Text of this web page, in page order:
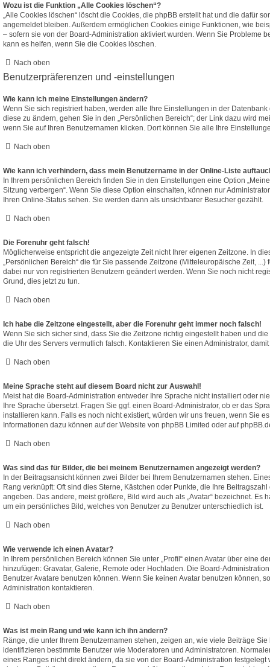
Wozu ist die Funktion „Alle Cookies löschen“?
„Alle Cookies löschen“ löscht die Cookies, die phpBB erstellt hat und die dafür
angemeldet bleiben. Außerdem ermöglichen Cookies einige Funktionen, wie
– sofern sie von der Board-Administration aktiviert wurden. Wenn Sie Probleme
kann es helfen, wenn Sie die Cookies löschen.
Nach oben
Benutzerpräferenzen und -einstellungen
Wie kann ich meine Einstellungen ändern?
Wenn Sie sich registriert haben, werden alle Ihre Einstellungen in der
diese zu ändern, gehen Sie in den „Persönlichen Bereich“; der Link dazu wird
wenn Sie auf Ihren Benutzernamen klicken. Dort können Sie alle Ihre
Nach oben
Wie kann ich verhindern, dass mein Benutzername in der Online-Liste
In Ihrem persönlichen Bereich finden Sie in den Einstellungen eine Option
Sitzung verbergen“. Wenn Sie diese Option einschalten, können nur
Ihren Online-Status sehen. Sie werden dann als unsichtbarer Besucher gezählt.
Nach oben
Die Forenuhr geht falsch!
Möglicherweise entspricht die angezeigte Zeit nicht Ihrer eigenen Zeitzone. In
„Persönlichen Bereich“ die für Sie passende Zeitzone (Mitteleuropäische Zeit,
dabei nur von registrierten Benutzern geändert werden. Wenn Sie noch nicht
Grund, dies jetzt zu tun.
Nach oben
Ich habe die Zeitzone eingestellt, aber die Forenuhr geht immer noch falsch!
Wenn Sie sich sicher sind, dass Sie die Zeitzone richtig eingestellt haben und
die Uhr des Servers vermutlich falsch. Kontaktieren Sie einen Administrator,
Nach oben
Meine Sprache steht auf diesem Board nicht zur Auswahl!
Meist hat die Board-Administration entweder Ihre Sprache nicht installiert oder
Ihre Sprache übersetzt. Fragen Sie ggf. einen Board-Administrator, ob er das
installieren kann. Falls es noch nicht existiert, würden wir uns freuen, wenn Sie
Informationen dazu können auf der Website von phpBB Limited oder auf
Nach oben
Was sind das für Bilder, die bei meinem Benutzernamen angezeigt werden?
In der Beitragsansicht können zwei Bilder bei Ihrem Benutzernamen stehen.
Rang verknüpft: Oft sind dies Sterne, Kästchen oder Punkte, die Ihre
angeben. Das andere, meist größere, Bild wird auch als „Avatar“ bezeichnet. Es
um ein persönliches Bild, welches von Benutzer zu Benutzer unterschiedlich ist.
Nach oben
Wie verwende ich einen Avatar?
In Ihrem persönlichen Bereich können Sie unter „Profil“ einen Avatar über eine
hinzufügen: Gravatar, Galerie, Remote oder Hochladen. Die Board-
Benutzer Avatare benutzen können. Wenn Sie keinen Avatar benutzen können,
Administration kontaktieren.
Nach oben
Was ist mein Rang und wie kann ich ihn ändern?
Ränge, die unter Ihrem Benutzernamen stehen, zeigen an, wie viele Beiträge
identifizieren bestimmte Benutzer wie Moderatoren und Administratoren.
eines Ranges nicht direkt ändern, da sie von der Board-Administration